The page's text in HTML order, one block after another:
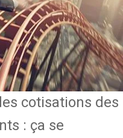
cotisations des
: ça se